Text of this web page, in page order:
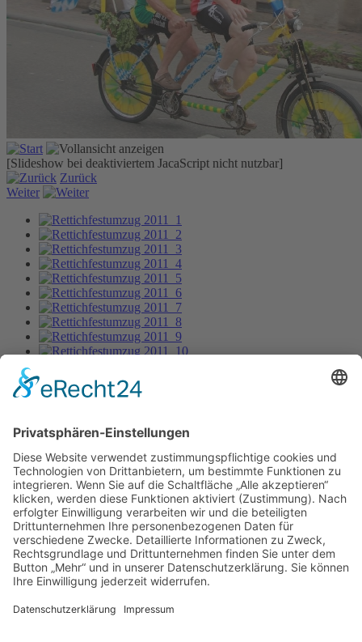
[Slideshow bei deaktiviertem JacaScript nicht nutzbar]
Zurück
Weiter
Rettichfestumzug 2011_15
Bild-Informationen
Aktuelle Seite:
Home
Bildergalerie
Rettichfestumzug 6/2011